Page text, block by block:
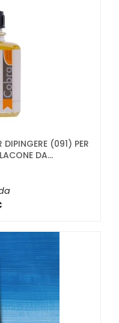
(091) PER
DA...